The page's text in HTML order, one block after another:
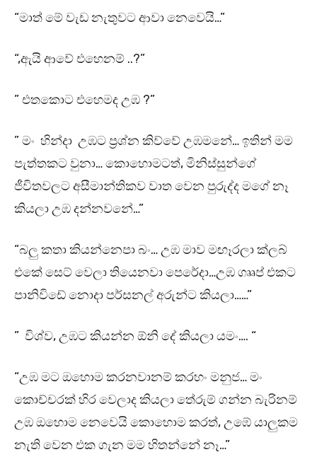
“මාත් මේ වැඩ නැතුවට ආවා නෙවෙයි…”
“,ඇයි ආවේ එහෙනම් ..?”
” එතකොට එහෙමද උඹ ?”
” මං හින්දා උඹට ප්‍රශ්න කිව්වේ උඹමනේ… ඉතින් මම
පැත්තකට වුනා… කොහොමටත්, මිනිස්සුන්ගේ
ජීවිතවලට අසීමාන්තිකව වාත වෙන පුරුද්ද මගේ නෑ
කියලා උඹ දන්නවනේ…”
“බලු කතා කියන්නෙපා බං… උඹ මාව මඟෑරලා ක්ලබ්
එකේ සෙට් වෙලා තියෙනවා පෙරේදා…උඹ ගෲප් එකට
පානිවිඩේ නොදා පර්සනල් අරුන්ට කියලා……”
” විශ්ව, උඹට කියන්න ඕනි දේ කියලා යමං…. “
“උඹ මට ඔහොම කරනවානම් කරහං මනුජ… මං
කොච්චරක් හිර වෙලාද කියලා තේරුම් ගන්න බැරිනම්
උඹ ඔහොම නෙවෙයි කොහොම කරත්, උඹේ යාලුකම
නැති වෙන එක ගැන මම හිතන්නේ නෑ…”